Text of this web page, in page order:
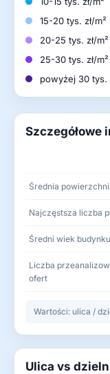
15-20 tys. zł/m²
20-25 tys. zł/m²
25-30 tys. zł/m²
powyżej 30 tys.
Szczegółowe
Średnia
Najczęstsza liczba
Średni wiek budynku
Liczba
ofert
Wartości: ulica /
Ulica vs